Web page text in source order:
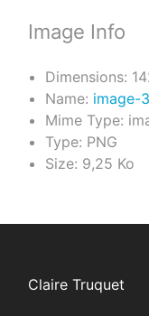
Image Info
Dimensions:
Name: image-
Mime Type:
Type: PNG
Size: 9,25 Ko
Claire Truquet